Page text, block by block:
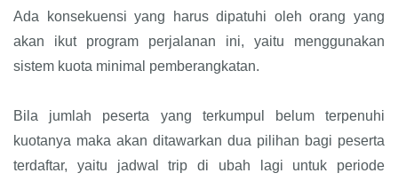
Ada konsekuensi yang harus dipatuhi oleh orang yang
akan ikut program perjalanan ini, yaitu menggunakan
sistem kuota minimal pemberangkatan.
Bila jumlah peserta yang terkumpul belum terpenuhi
kuotanya maka akan ditawarkan dua pilihan bagi peserta
terdaftar, yaitu jadwal trip di ubah lagi untuk periode